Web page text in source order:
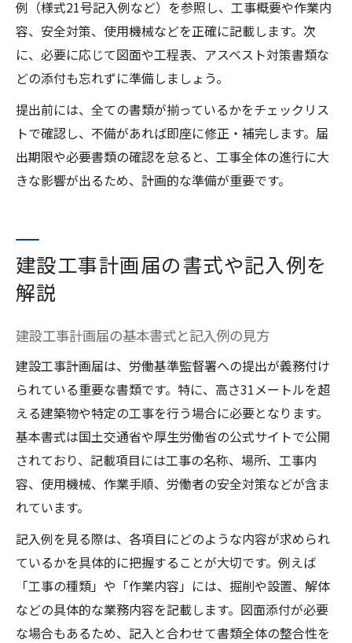
例（様式21号記入例など）を参照し、工事概要や作業内
容、安全対策、使用機械などを正確に記載します。次
に、必要に応じて図面や工程表、アスベスト対策書類な
どの添付も忘れずに準備しましょう。
提出前には、全ての書類が揃っているかをチェックリス
トで確認し、不備があれば即座に修正・補完します。届
出期限や必要書類の確認を怠ると、工事全体の進行に大
きな影響が出るため、計画的な準備が重要です。
建設工事計画届の書式や記入例を
解説
建設工事計画届の基本書式と記入例の見方
建設工事計画届は、労働基準監督署への提出が義務付け
られている重要な書類です。特に、高さ31メートルを超
える建築物や特定の工事を行う場合に必要となります。
基本書式は国土交通省や厚生労働省の公式サイトで公開
されており、記載項目には工事の名称、場所、工事内
容、使用機械、作業手順、労働者の安全対策などが含ま
れています。
記入例を見る際は、各項目にどのような内容が求められ
ているかを具体的に把握することが大切です。例えば
「工事の種類」や「作業内容」には、掘削や設置、解体
などの具体的な業務内容を記載します。図面添付が必要
な場合もあるため、記入と合わせて書類全体の整合性を